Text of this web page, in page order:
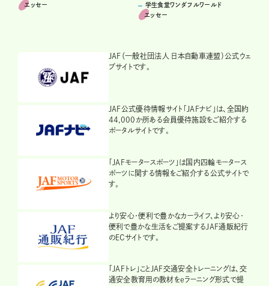
エッセー
学生食堂ワンダフルワールド
エッセー
JAF（一般社団法人 日本自動車連盟）公式ウェ
ブサイトです。
JAF公式優待情報サイト「JAFナビ」は、全国約
44,000か所ある会員優待施設をご紹介する
ポータルサイトです。
「JAFモータースポーツ」は国内四輪モータース
ポーツに関する情報をご紹介する公式サイトで
す。
より安心・便利で豊かなカーライフ、より安心・
便利で豊かな生活をご提案するJAF通販紀行
のECサイトです。
「JAFトレ」ことJAF交通安全トレーニングは、交
通安全教育用の教材をeラーニング形式で提